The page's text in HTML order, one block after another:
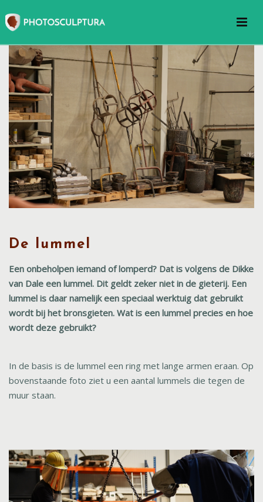
De lummel
Een onbeholpen iemand of lomperd? Dat is volgens de Dikke
van Dale een lummel. Dit geldt zeker niet in de gieterij. Een
lummel is daar namelijk een speciaal werktuig dat gebruikt
wordt bij het bronsgieten. Wat is een lummel precies en hoe
wordt deze gebruikt?
In de basis is de lummel een ring met lange armen eraan. Op
bovenstaande foto ziet u een aantal lummels die tegen de
muur staan.